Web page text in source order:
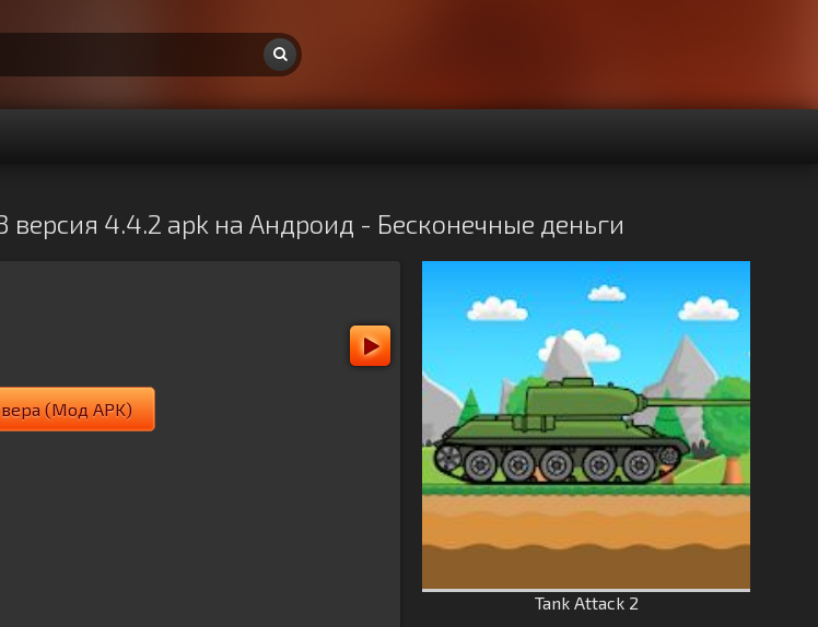
4.4.2 apk на Андроид - Бесконечные деньги
(Мод APK)
Tank Attack 2